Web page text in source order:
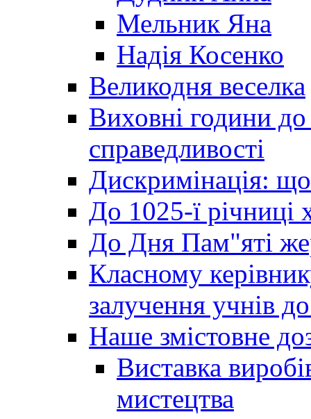
Мельник Яна
Надія Косенко
Великодня веселка
Виховні години до
справедливості
Дискримінація:
До 1025-ї річниці
До Дня Пам"яті
Класному
залучення учнів
Наше змістовне
Виставка
мистецтва